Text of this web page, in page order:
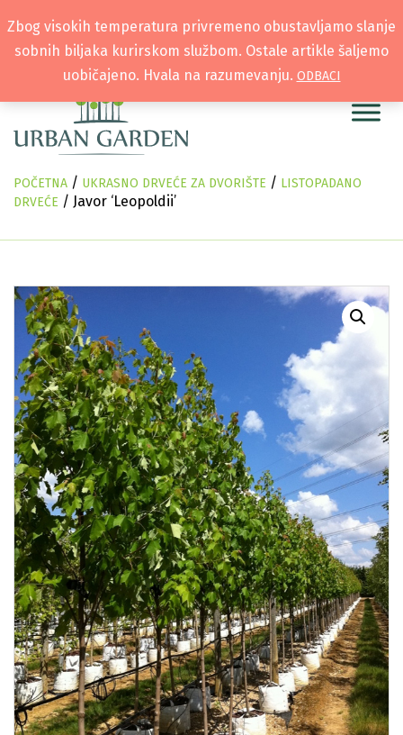
POČETNA / UKRASNO DRVEĆE ZA DVORIŠTE / LISTOPADANO
DRVEĆE / Javor ‘Leopoldii’
Zbog visokih temperatura privremeno obustavljamo slanje
sobnih biljaka kurirskom službom. Ostale artikle šaljemo
uobičajeno. Hvala na razumevanju. ODBACI